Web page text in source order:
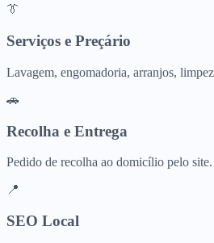
👔
Serviços e Preçário
Lavagem, engomadoria, arranjos,
🚗
Recolha e Entrega
Pedido de recolha ao domicílio pelo site.
📍
SEO Local